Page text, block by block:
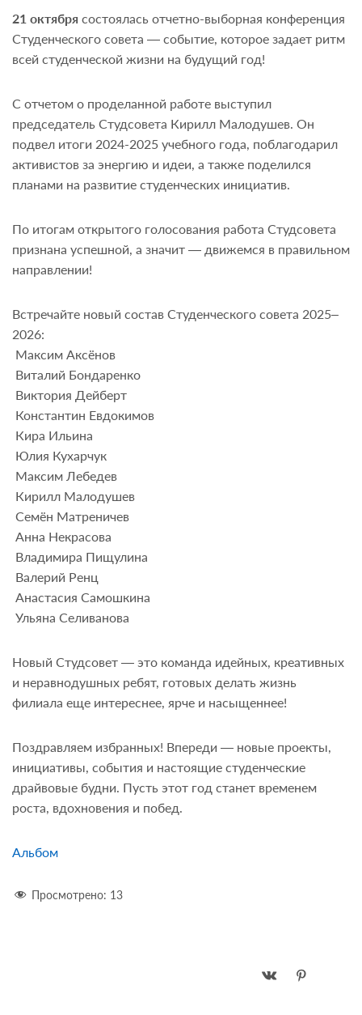
21 октября состоялась отчетно-выборная конференция
Студенческого совета — событие, которое задает ритм
всей студенческой жизни на будущий год!
С отчетом о проделанной работе выступил
председатель Студсовета Кирилл Малодушев. Он
подвел итоги 2024-2025 учебного года, поблагодарил
активистов за энергию и идеи, а также поделился
планами на развитие студенческих инициатив.
По итогам открытого голосования работа Студсовета
признана успешной, а значит — движемся в правильном
направлении!
Встречайте новый состав Студенческого совета 2025–
2026:
Максим Аксёнов
Виталий Бондаренко
Виктория Дейберт
Константин Евдокимов
Кира Ильина
Юлия Кухарчук
Максим Лебедев
Кирилл Малодушев
Семён Матреничев
Анна Некрасова
Владимира Пищулина
Валерий Ренц
Анастасия Самошкина
Ульяна Селиванова
Новый Студсовет — это команда идейных, креативных
и неравнодушных ребят, готовых делать жизнь
филиала еще интереснее, ярче и насыщеннее!
Поздравляем избранных! Впереди — новые проекты,
инициативы, события и настоящие студенческие
драйвовые будни. Пусть этот год станет временем
роста, вдохновения и побед.
Альбом
Просмотрено: 13